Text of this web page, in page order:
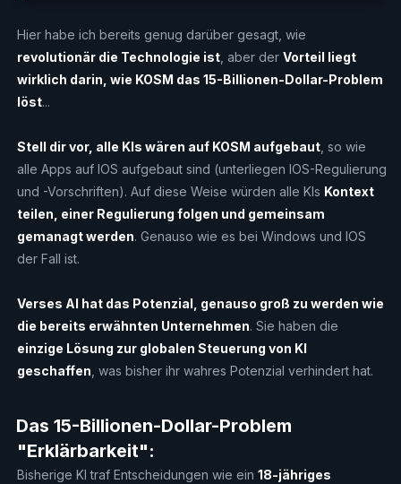
Hier habe ich bereits genug darüber gesagt, wie
revolutionär die Technologie ist, aber der Vorteil liegt
wirklich darin, wie KOSM das 15-Billionen-Dollar-Problem
löst...
Stell dir vor, alle KIs wären auf KOSM aufgebaut, so wie
alle Apps auf IOS aufgebaut sind (unterliegen IOS-Regulierung
und -Vorschriften). Auf diese Weise würden alle KIs Kontext
teilen, einer Regulierung folgen und gemeinsam
gemanagt werden. Genauso wie es bei Windows und IOS
der Fall ist.
Verses AI hat das Potenzial, genauso groß zu werden wie
die bereits erwähnten Unternehmen. Sie haben die
einzige Lösung zur globalen Steuerung von KI
geschaffen , was bisher ihr wahres Potenzial verhindert hat.
Das 15-Billionen-Dollar-Problem
"Erklärbarkeit":
Bisherige KI traf Entscheidungen wie ein 18-jähriges